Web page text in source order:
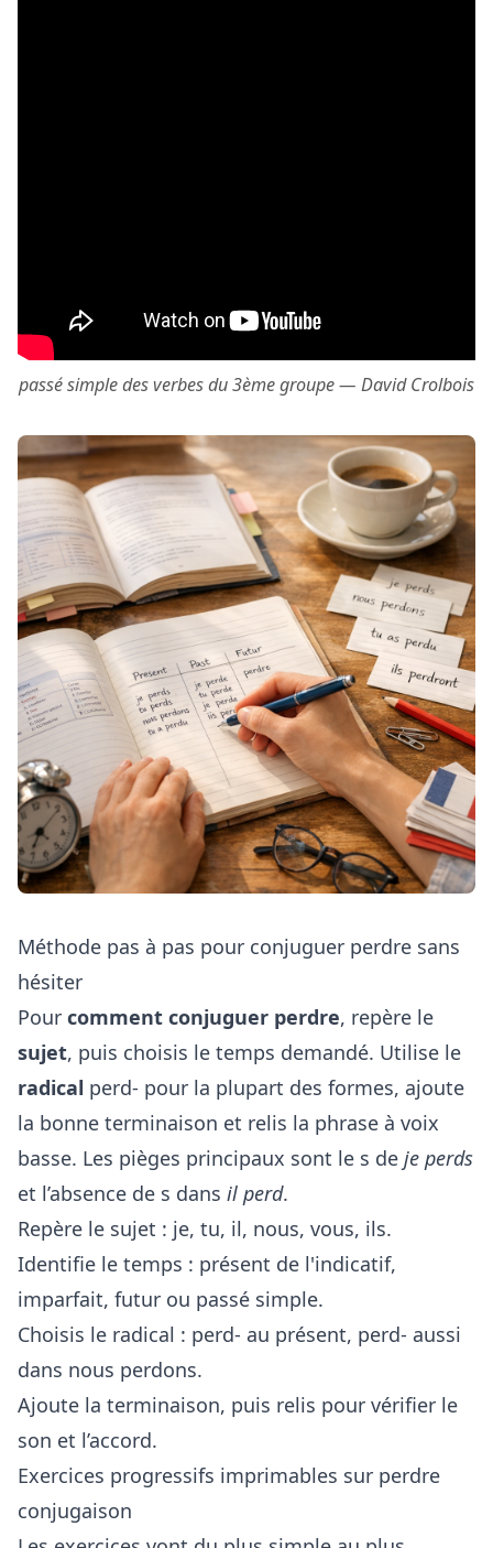
passé simple des verbes du 3ème groupe — David Crolbois
Méthode pas à pas pour conjuguer perdre sans
hésiter
Pour comment conjuguer perdre, repère le
sujet, puis choisis le temps demandé. Utilise le
radical perd- pour la plupart des formes, ajoute
la bonne terminaison et relis la phrase à voix
basse. Les pièges principaux sont le s de je perds
et l’absence de s dans il perd.
Repère le sujet : je, tu, il, nous, vous, ils.
Identifie le temps : présent de l'indicatif,
imparfait, futur ou passé simple.
Choisis le radical : perd- au présent, perd- aussi
dans nous perdons.
Ajoute la terminaison, puis relis pour vérifier le
son et l’accord.
Exercices progressifs imprimables sur perdre
conjugaison